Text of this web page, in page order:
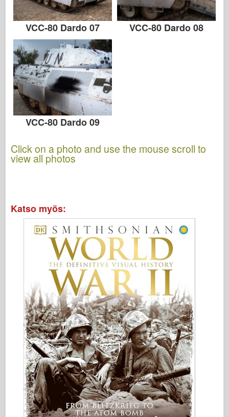
VCC-80 Dardo 07 VCC-80 Dardo 08
VCC-80 Dardo 09
Click on a photo and use the mouse scroll to
view all photos
Katso myös: